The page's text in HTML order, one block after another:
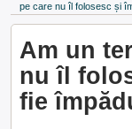
pe care nu îl folosesc și
Am un
nu îl
fie